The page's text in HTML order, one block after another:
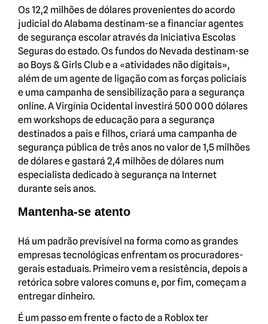
Os 12,2 milhões de dólares provenientes do acordo
judicial do Alabama destinam-se a financiar agentes
de segurança escolar através da Iniciativa Escolas
Seguras do estado. Os fundos do Nevada destinam-se
ao Boys & Girls Club e a «atividades não digitais»,
além de um agente de ligação com as forças policiais
e uma campanha de sensibilização para a segurança
online. A Virgínia Ocidental investirá 500 000 dólares
em workshops de educação para a segurança
destinados a pais e filhos, criará uma campanha de
segurança pública de três anos no valor de 1,5 milhões
de dólares e gastará 2,4 milhões de dólares num
especialista dedicado à segurança na Internet
durante seis anos.
Mantenha-se atento
Há um padrão previsível na forma como as grandes
empresas tecnológicas enfrentam os procuradores-
gerais estaduais. Primeiro vem a resistência, depois a
retórica sobre valores comuns e, por fim, começam a
entregar dinheiro.
É um passo em frente o facto de a Roblox ter